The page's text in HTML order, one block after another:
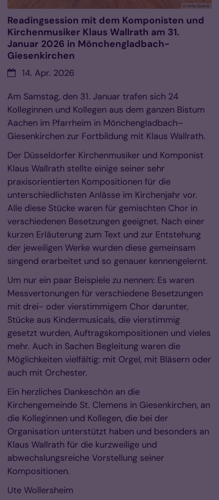
© Holle Goertz
Readingsession mit dem Komponisten und
Kirchenmusiker Klaus Wallrath am 31.
Januar 2026 in Mönchengladbach-
Giesenkirchen
Datum:14. Apr. 2026
Am Samstag, den 31. Januar trafen sich 24
Kolleginnen und Kollegen aus dem ganzen Bistum
Aachen im Pfarrheim in Mönchengladbach–
Giesenkirchen zur Fortbildung mit Klaus Wallrath.
Der Düsseldorfer Kirchenmusiker und Komponist
Klaus Wallrath stellte einige seiner sehr
praxisorientierten Kompositionen für die
unterschiedlichsten Anlässe im Kirchenjahr vor.
Alle diese Stücke waren für gemischten Chor in
verschiedenen Besetzungen geeignet. Nach einer
kurzen Erläuterung zum Text und zur Entstehung
der jeweiligen Werke wurden diese gemeinsam
singend erarbeitet und so genauer kennengelernt.
Um nur ein paar Beispiele zu nennen: Es waren
Messvertonungen für verschiedene Besetzungen
mit drei- oder vierstimmigem Chor darunter,
Stücke aus Kindermusicals, die vierstimmig
gesetzt wurden, Auftragskompositionen und vieles
mehr. Auch in Sachen Begleitung waren die
Möglichkeiten vielfältig: mit Orgel, mit Bläsern oder
auch mit Orchester.
Ein herzliches Dankeschön an die
Kirchengemeinde St. Clemens in Giesenkirchen, an
die Kolleginnen und Kollegen, die bei der
Organisation unterstützt haben und besonders an
Klaus Wallrath für die kurzweilige und
abwechslungsreiche Vorstellung seiner
Kompositionen.
Ute Wollersheim